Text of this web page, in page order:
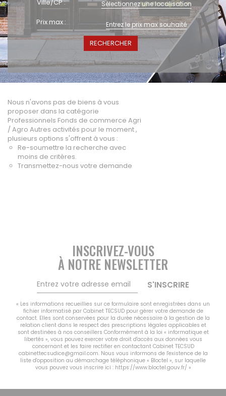
A vendre
Fonds de commerce
High-Tech
Hotel / Rest / Bar
Commerces Prox.
Distribution
Equipement
Artisanat
Transport / Garage
Imprimerie / Comm.
Industrie
MON COMPTE
NOTRE GROUPE
Immo Fox
Ville/CP : Sélectionnez une localisation
Prix max :
+ Plus de critères
Nous n'avons pas de biens à vous
proposer dans la catégorie
Professionnels Fonds de commerce Agri
/ Agro Autres activités pour le moment ,
plusieurs options s'offrent à vous :
Re-soumettre la recherche avec
moins de critères.
Transmettez-nous votre demande
INSCRIVEZ-VOUS
À NOTRE NEWSLETTER
S'INSCRIRE
« Les informations recueillies sur ce formulaire sont enregistrées dans un
fichier informatisé par Cabinet TECSUD pour gérer votre demande de
contact. Elles sont conservées pour la durée nécessaire à la gestion de la
relation client dans le respect des prescriptions légales applicables et
sont destinées à nos conseillers Conformément à la loi « informatique et
libertés », vous pouvez exercer votre droit d'accès aux données vous
concernant et les faire rectifier en contactant Cabinet TECSUD
cabinettecsudice@gmail.com. Nous vous informons de l'existence de la
liste d'opposition au démarchage téléphonique « Bloctel », sur laquelle
vous pouvez vous inscrire ici : https://www.bloctel.gouv.fr/ »